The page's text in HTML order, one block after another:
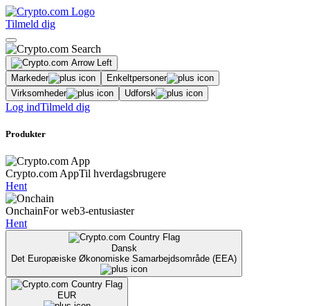
Tilmeld dig
Markeder
Enkeltpersoner
Virksomheder
Udforsk
Log indTilmeld dig
Produkter
Crypto.com AppTil hverdagsbrugere
Hent
OnchainFor web3-entusiaster
Hent
Dansk
Det Europæiske Økonomiske Samarbejdsområde (EEA)
EUR